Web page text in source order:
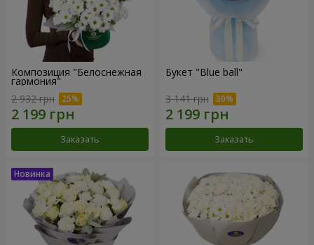
Композиция "Белоснежная
гармония"
2 932 грн
Заказать
Букет "Blue ball"
3 141 грн
Заказать